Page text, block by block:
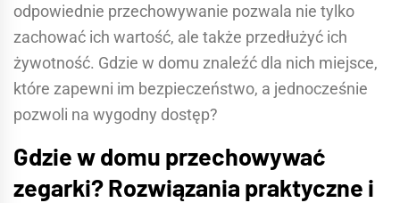
odpowiednie przechowywanie pozwala nie tylko
zachować ich wartość, ale także przedłużyć ich
żywotność. Gdzie w domu znaleźć dla nich miejsce,
które zapewni im bezpieczeństwo, a jednocześnie
pozwoli na wygodny dostęp?
Gdzie w domu przechowywać
zegarki?Rozwiązania praktyczne i